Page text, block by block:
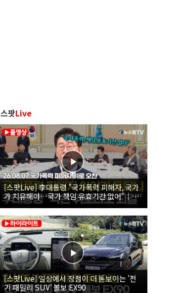
스팟Live
[스팟Live] 李대통령 "국가폭력 피해자, 국가
가 치유해야…국가 책임 유효기간 없어"｜
26.08.07 국가폭력 피해자 위로 오찬
[스팟Live] 일상에서 장점이 더 돋보이는 '전
기 패밀리 SUV' 볼보 EX90